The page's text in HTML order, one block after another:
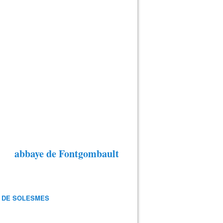
abbaye de Fontgombault
SOLESMES